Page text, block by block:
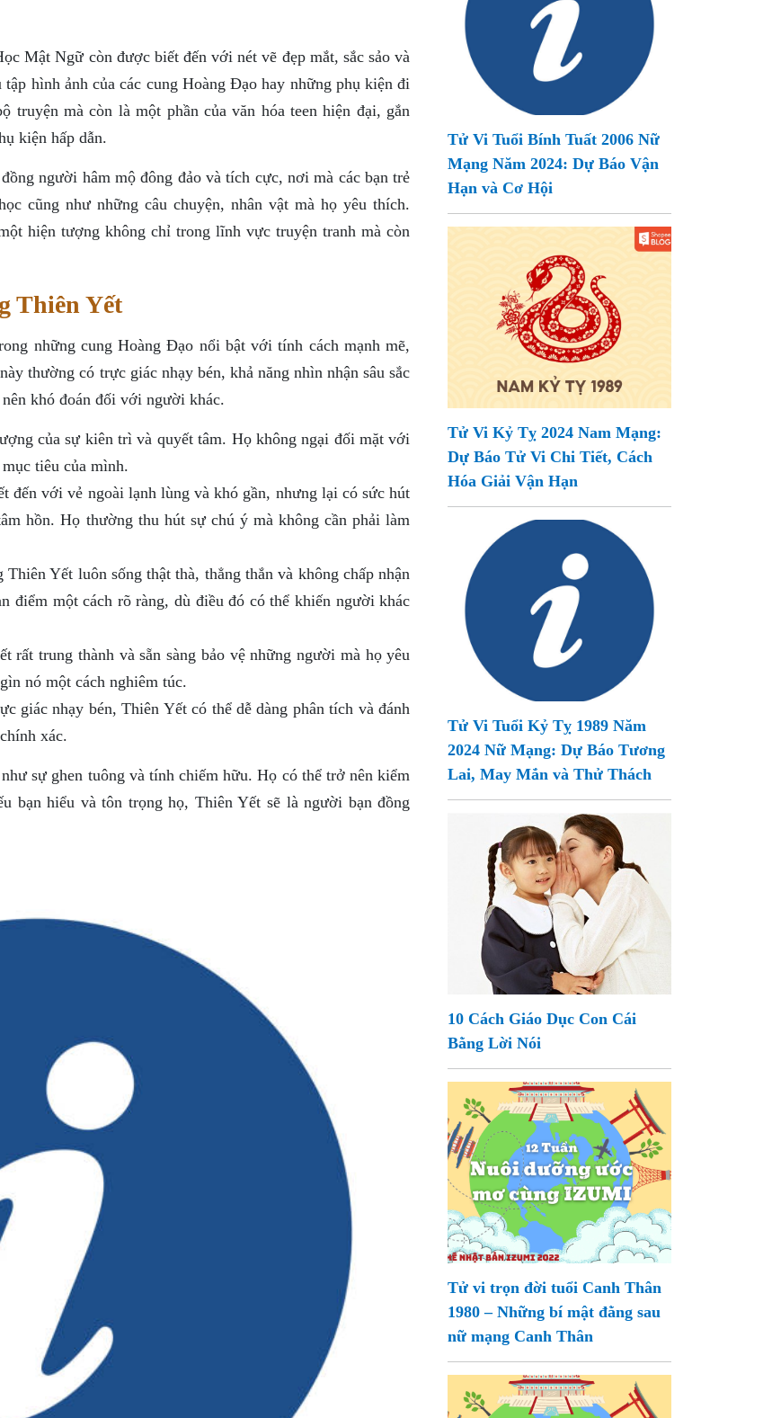
Mật Ngữ còn được biết đến với nét vẽ đẹp mắt, sắc sảo và
hình ảnh của các cung Hoàng Đạo hay những phụ kiện đi
truyện mà còn là một phần của văn hóa teen hiện đại, gắn
kiện hấp dẫn.
người hâm mộ đông đảo và tích cực, nơi mà các bạn trẻ
cũng như những câu chuyện, nhân vật mà họ yêu thích.
hiện tượng không chỉ trong lĩnh vực truyện tranh mà còn
Thiên Yết
những cung Hoàng Đạo nổi bật với tính cách mạnh mẽ,
thường có trực giác nhạy bén, khả năng nhìn nhận sâu sắc
khó đoán đối với người khác.
của sự kiên trì và quyết tâm. Họ không ngại đối mặt với
tiêu của mình.
đến với vẻ ngoài lạnh lùng và khó gần, nhưng lại có sức hút
hồn. Họ thường thu hút sự chú ý mà không cần phải làm
Yết luôn sống thật thà, thẳng thắn và không chấp nhận
điểm một cách rõ ràng, dù điều đó có thể khiến người khác
rất trung thành và sẵn sàng bảo vệ những người mà họ yêu
nó một cách nghiêm túc.
giác nhạy bén, Thiên Yết có thể dễ dàng phân tích và đánh
xác.
sự ghen tuông và tính chiếm hữu. Họ có thể trở nên kiểm
bạn hiểu và tôn trọng họ, Thiên Yết sẽ là người bạn đồng
Tử Vi Tuổi Bính Tuất 2006 Nữ
Mạng Năm 2024: Dự Báo Vận
Hạn và Cơ Hội
Tử Vi Kỷ Tỵ 2024 Nam Mạng:
Dự Báo Tử Vi Chi Tiết, Cách
Hóa Giải Vận Hạn
Tử Vi Tuổi Kỷ Tỵ 1989 Năm
2024 Nữ Mạng: Dự Báo Tương
Lai, May Mắn và Thử Thách
10 Cách Giáo Dục Con Cái
Bằng Lời Nói
Tử vi trọn đời tuổi Canh Thân
1980 – Những bí mật đằng sau
nữ mạng Canh Thân